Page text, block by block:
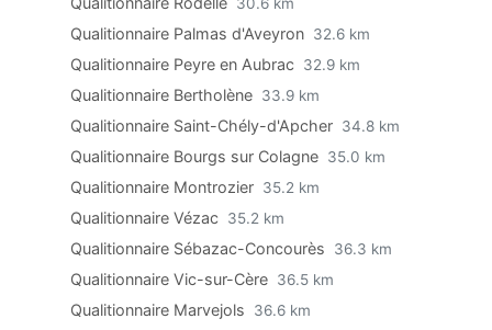
Qualitionnaire Palmas d'Aveyron 32.6 km
Qualitionnaire Peyre en Aubrac 32.9 km
Qualitionnaire Bertholène 33.9 km
Qualitionnaire Saint-Chély-d'Apcher 34.8 km
Qualitionnaire Bourgs sur Colagne 35.0 km
Qualitionnaire Montrozier 35.2 km
Qualitionnaire Vézac 35.2 km
Qualitionnaire Sébazac-Concourès 36.3 km
Qualitionnaire Vic-sur-Cère 36.5 km
Qualitionnaire Marvejols 36.6 km